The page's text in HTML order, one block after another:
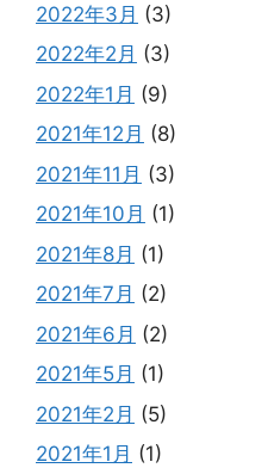
2022年3月 (3)
2022年2月 (3)
2022年1月 (9)
2021年12月 (8)
2021年11月 (3)
2021年10月 (1)
2021年8月 (1)
2021年7月 (2)
2021年6月 (2)
2021年5月 (1)
2021年2月 (5)
2021年1月 (1)